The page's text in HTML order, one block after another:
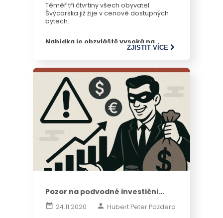
Téměř tři čtvrtiny všech obyvatel
Švýcarska již žije v cenově dostupných
bytech.
Nabídka je obzvláště vysoká na
ZJISTIT VÍCE
Pozor na podvodné investiční
nebe, ale realita je opačná
24.11.2020
Hubert Peter Pazdera